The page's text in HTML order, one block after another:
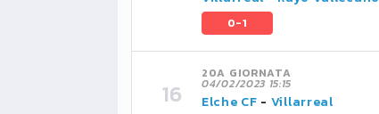
0-1
20A GIORNATA
04/02/2023 15:15
Elche CF - Villarreal